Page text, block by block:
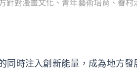
對漫畫文化、青年藝術培育、眷村
時注入創新能量，成為地方發